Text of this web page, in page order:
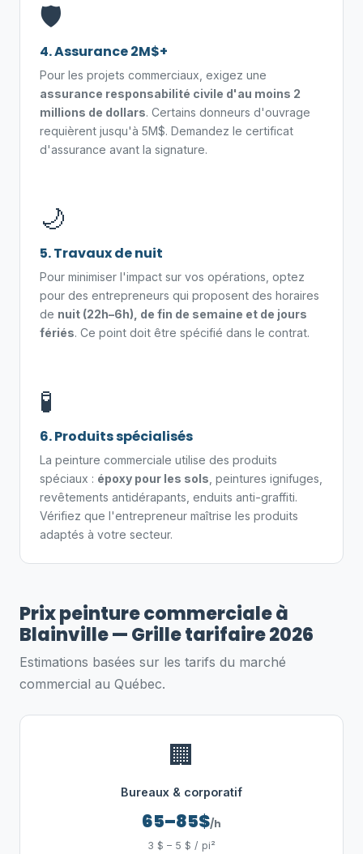
🛡️
4. Assurance 2M$+
Pour les projets commerciaux, exigez une
assurance responsabilité civile d'au moins 2
millions de dollars. Certains donneurs d'ouvrage
requièrent jusqu'à 5M$. Demandez le certificat
d'assurance avant la signature.
🌙
5. Travaux de nuit
Pour minimiser l'impact sur vos opérations, optez
pour des entrepreneurs qui proposent des horaires
de nuit (22h–6h), de fin de semaine et de jours
fériés. Ce point doit être spécifié dans le contrat.
🧪
6. Produits spécialisés
La peinture commerciale utilise des produits
spéciaux : époxy pour les sols , peintures ignifuges,
revêtements antidérapants, enduits anti-graffiti.
Vérifiez que l'entrepreneur maîtrise les produits
adaptés à votre secteur.
Prix peinture commerciale à
Blainville — Grille tarifaire 2026
Estimations basées sur les tarifs du marché
commercial au Québec.
🏢
Bureaux & corporatif
65–85$/h
3 $ – 5 $ / pi²